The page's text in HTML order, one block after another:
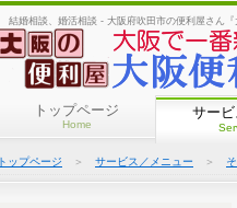
結婚相談、婚活相談 - 大阪府吹田市の便利屋さん
トップページ
Home
サー
トップページ ＞ サービス／メニュー ＞